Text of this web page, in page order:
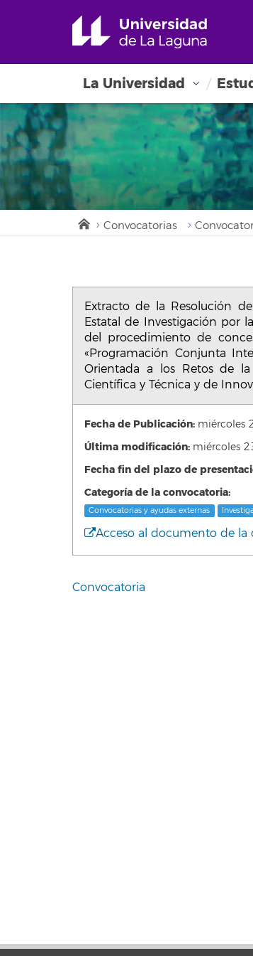
La Universidad
Convocatorias
Extracto de la Resolución
Estatal de Investigación por
del procedimiento de
«Programación Conjunta
Orientada a los Retos de
Científica y Técnica y de
Fecha de Publicación: miércoles
Última modificación: miércoles
Fecha fin del plazo de
Categoría de la convocatoria:
Convocatorias y ayudas externas
Acceso al documento de la
Convocatoria